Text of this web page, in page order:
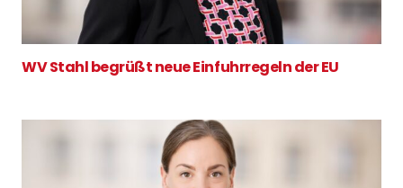
WV Stahl begrüßt neue Einfuhrregeln der EU